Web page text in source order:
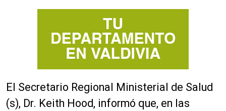
El Secretario Regional Ministerial de Salud
(s), Dr. Keith Hood, informó que, en las